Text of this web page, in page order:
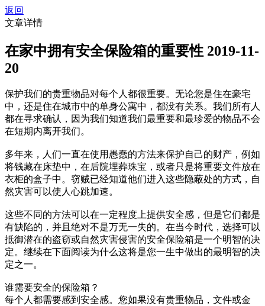
返回
文章详情
在家中拥有安全保险箱的重要性 2019-11-
20
保护我们的贵重物品对每个人都很重要。无论您是住在豪宅
中，还是住在城市中的单身公寓中，都没有关系。我们所有人
都在寻求确认，因为我们知道我们最重要和最珍爱的物品不会
在短期内离开我们。
多年来，人们一直在使用愚蠢的方法来保护自己的财产，例如
将钱藏在床垫中，在后院埋葬珠宝，或者只是将重要文件放在
衣柜的盒子中。窃贼已经知道他们进入这些隐蔽处的方式，自
然灾害可以使人心跳加速。
这些不同的方法可以在一定程度上提供安全感，但是它们都是
有缺陷的，并且绝对不是万无一失的。在当今时代，选择可以
抵御潜在的盗窃或自然灾害侵害的安全保险箱是一个明智的决
定。继续在下面阅读为什么这将是您一生中做出的最明智的决
定之一。
谁需要安全的保险箱？
每个人都需要感到安全感。您如果没有贵重物品，文件或金